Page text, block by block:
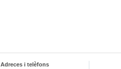
Adreces i telèfons